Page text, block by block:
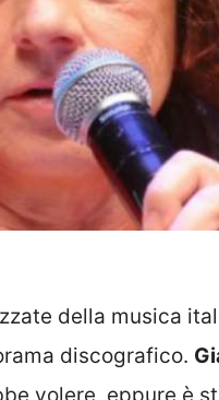
della musica
discografico.
volere, eppure è